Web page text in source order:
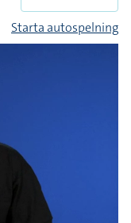
Starta autospelning